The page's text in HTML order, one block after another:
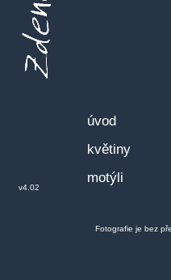
úvod
květiny
motýli
v4.02
Fotografie je bez